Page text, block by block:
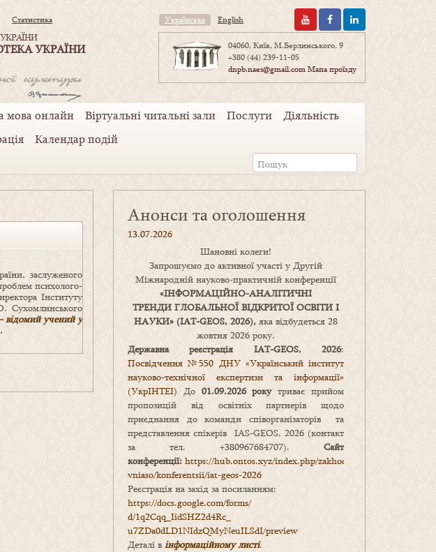
Статистика
УКРАЇНИ
Українська English
04060, Київ, М.Берлинського, 9
+380 (44) 239-11-05
dnpb.naes@gmail.comМапа проїзду
мова онлайн Віртуальні читальні зали Послуги
Діяльність
Календар подій
заслуженого
психолого-
Інституту
Сухомлинського
відомий учений у
Анонси та оголошення
13.07.2026
Шановні колеги!
Запрошуємо до активної участі у Другій
Міжнародній науково-практичній конференції
«ІНФОРМАЦІЙНО-АНАЛІТИЧНІ
ТРЕНДИ ГЛОБАЛЬНОЇ ВІДКРИТОЇ ОСВІТИ І
НАУКИ» (IAT-GEOS, 2026), яка відбудеться 28
жовтня 2026 року.
Державна реєстрація IAT-GEOS, 2026:
Посвідчення №550 ДНУ «Український інститут
науково-технічної експертизи та інформації»
(УкрІНТЕІ) До 01.09.2026 рокутриває прийом
пропозицій від освітніх партнерів щодо
приєднання до команди співорганізаторів та
представлення спікерів IAS-GEOS, 2026 (контакт
за тел. +380967684707). Сайт
конференції: https://hub.ontos.xyz/index.php/zakhody-
vniaso/konferentsii/iat-geos-2026
Реєстрація на захід за посиланням:
https://docs.google.com/forms/
d/1q2Cqq_IidSHZ2d4Rc_
u7ZDa0dLD1NIdzQMyNeuILSdI/preview
Деталі в інформаційному листі.